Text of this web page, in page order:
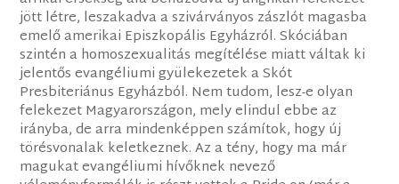
jött létre, leszakadva a szivárványos zászlót magasba
emelő amerikai Episzkopális Egyházról. Skóciában
szintén a homoszexualitás megítélése miatt váltak ki
jelentős evangéliumi gyülekezetek a Skót
Presbiteriánus Egyházból. Nem tudom, lesz-e olyan
felekezet Magyarországon, mely elindul ebbe az
irányba, de arra mindenképpen számítok, hogy új
törésvonalak keletkeznek. Az a tény, hogy ma már
magukat evangéliumi hívőknek nevező